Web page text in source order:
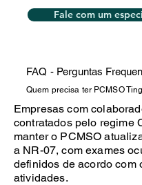
Fale com um
FAQ - Perguntas
Quem precisa ter PCMSO
Empresas com
contratados pelo regime
manter o PCMSO
a NR-07, com exames
definidos de acordo com
atividades.